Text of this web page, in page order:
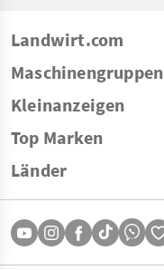
Landwirt.com
Maschinengruppen
Kleinanzeigen
Top Marken
Länder